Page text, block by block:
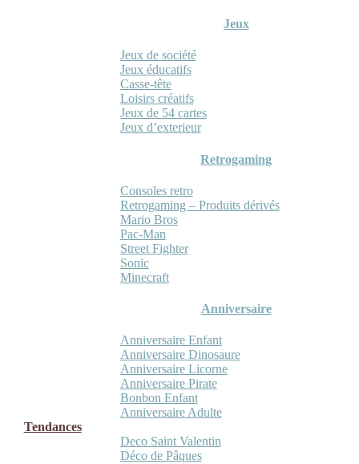
Jeux
Jeux de société
Jeux éducatifs
Casse-tête
Loisirs créatifs
Jeux de 54 cartes
Jeux d’exterieur
Retrogaming
Consoles retro
Retrogaming – Produits dérivés
Mario Bros
Pac-Man
Street Fighter
Sonic
Minecraft
Anniversaire
Anniversaire Enfant
Anniversaire Dinosaure
Anniversaire Licorne
Anniversaire Pirate
Bonbon Enfant
Anniversaire Adulte
Tendances
Deco Saint Valentin
Déco de Pâques